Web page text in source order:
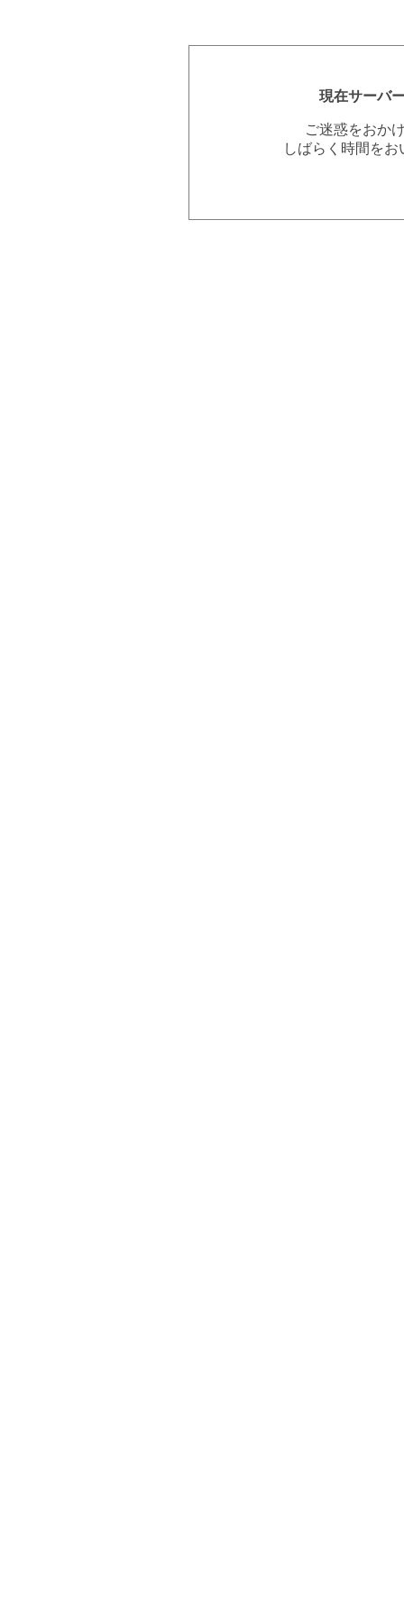
現在サーバ
ご迷惑をおか
しばらく時間を